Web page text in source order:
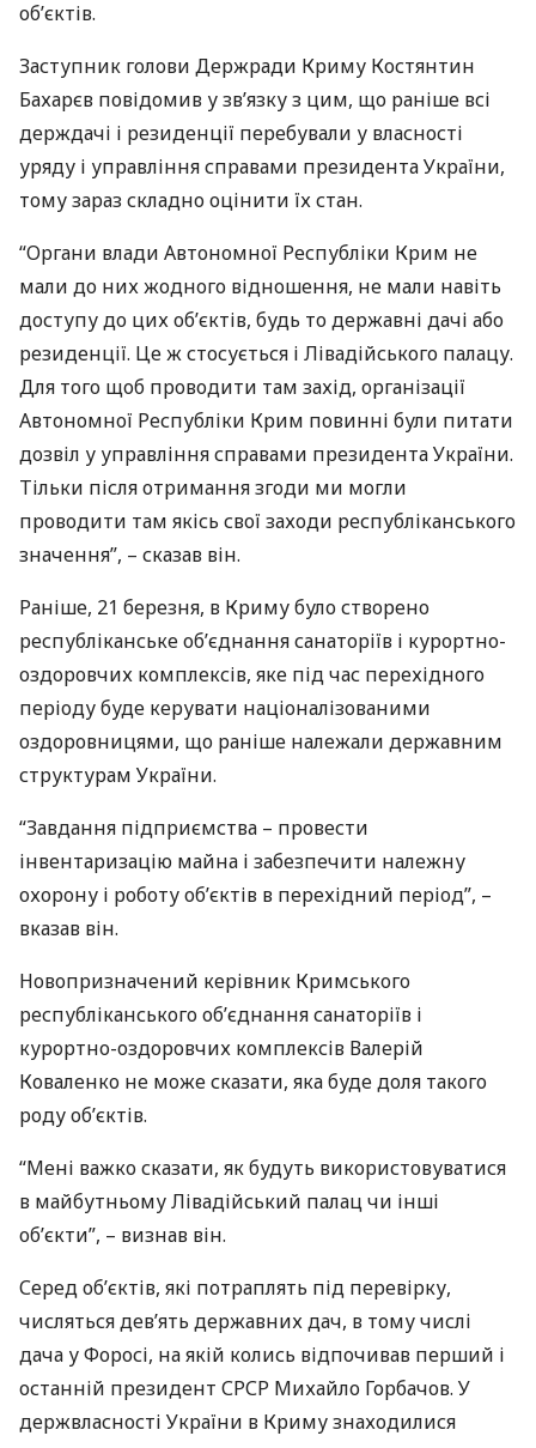
об’єктів.
Заступник голови Держради Криму Костянтин
Бахарєв повідомив у зв’язку з цим, що раніше всі
держдачі і резиденції перебували у власності
уряду і управління справами президента України,
тому зараз складно оцінити їх стан.
“Органи влади Автономної Республіки Крим не
мали до них жодного відношення, не мали навіть
доступу до цих об’єктів, будь то державні дачі або
резиденції. Це ж стосується і Лівадійського палацу.
Для того щоб проводити там захід, організації
Автономної Республіки Крим повинні були питати
дозвіл у управління справами президента України.
Тільки після отримання згоди ми могли
проводити там якісь свої заходи республіканського
значення”, – сказав він.
Раніше, 21 березня, в Криму було створено
республіканське об’єднання санаторіїв і курортно-
оздоровчих комплексів, яке під час перехідного
періоду буде керувати націоналізованими
оздоровницями, що раніше належали державним
структурам України.
“Завдання підприємства – провести
інвентаризацію майна і забезпечити належну
охорону і роботу об’єктів в перехідний період”, –
вказав він.
Новопризначений керівник Кримського
республіканського об’єднання санаторіїв і
курортно-оздоровчих комплексів Валерій
Коваленко не може сказати, яка буде доля такого
роду об’єктів.
“Мені важко сказати, як будуть використовуватися
в майбутньому Лівадійський палац чи інші
об’єкти”, – визнав він.
Серед об’єктів, які потраплять під перевірку,
числяться дев’ять державних дач, в тому числі
дача у Форосі, на якій колись відпочивав перший і
останній президент СРСР Михайло Горбачов. У
держвласності України в Криму знаходилися